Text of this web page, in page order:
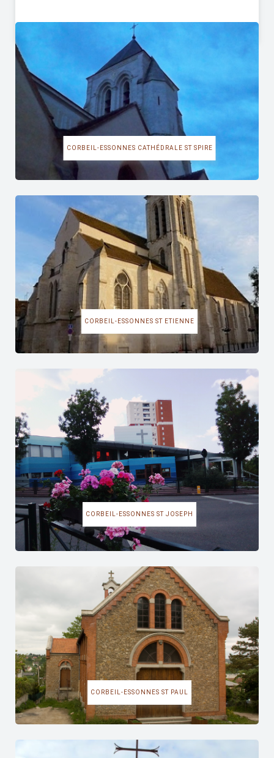
CORBEIL-ESSONNES CATHÉDRALE ST SPIRE
CORBEIL-ESSONNES ST ETIENNE
CORBEIL-ESSONNES ST JOSEPH
CORBEIL-ESSONNES ST PAUL